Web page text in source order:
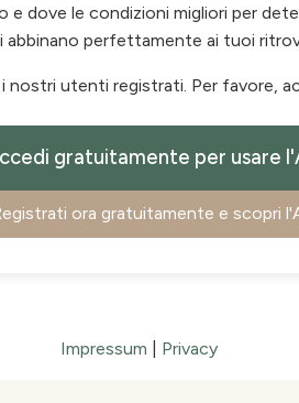
e dove le condizioni migliori per
perfettamente ai tuoi
utenti registrati. Per favore,
gratuitamente per usare
ora gratuitamente e scopri
Impressum Privacy